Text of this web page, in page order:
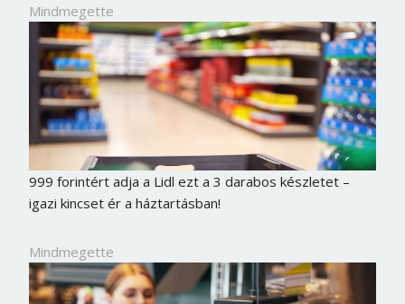
Mindmegette
999 forintért adja a Lidl ezt a 3 darabos készletet –
igazi kincset ér a háztartásban!
Mindmegette